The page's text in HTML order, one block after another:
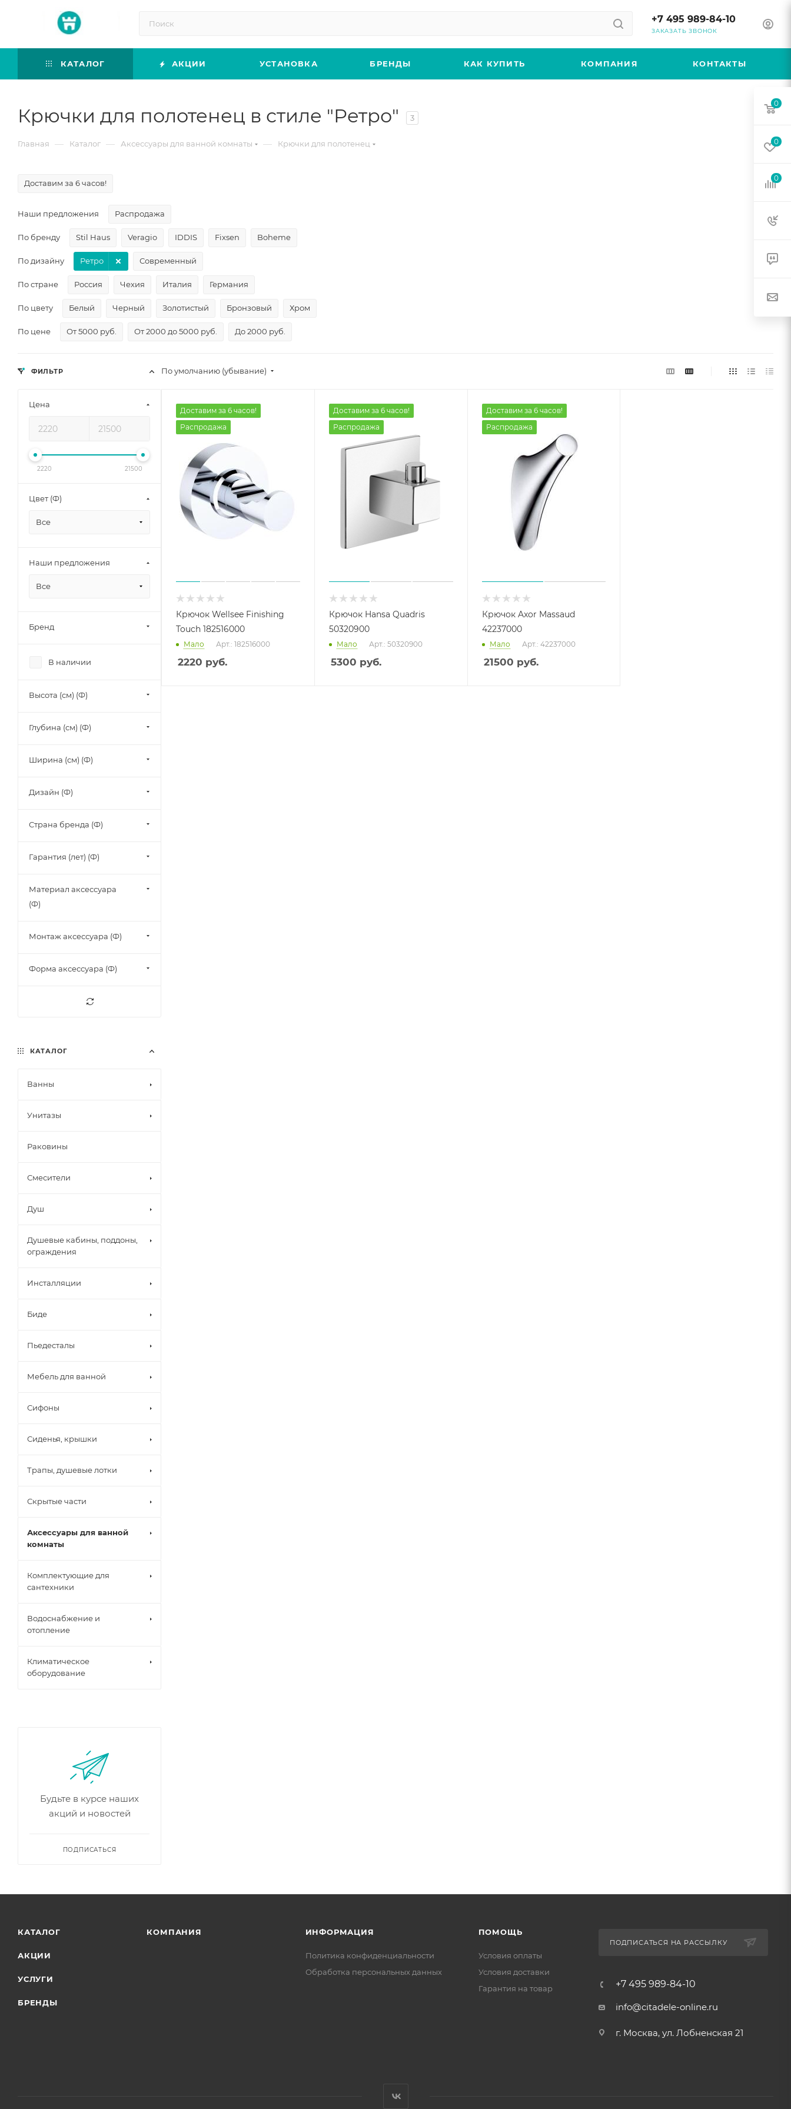
+7 495 989-84-10
ЗАКАЗАТЬ ЗВОНОК
КАТАЛОГ АКЦИИ УСТАНОВКА БРЕНДЫ КАК КУПИТЬ КОМПАНИЯ КОНТАКТЫ
Крючки для полотенец в стиле "Ретро" 3
Главная — Каталог — Аксессуары для ванной комнаты — Крючки для полотенец
Доставим за 6 часов!
Наши предложения Распродажа
По бренду Stil Haus Veragio IDDIS Fixsen Boheme
По дизайну Современный
Ретро
По стране Россия Чехия Италия Германия
По цвету Белый Черный Золотистый Бронзовый Хром
По цене От 5000 руб. От 2000 до 5000 руб. До 2000 руб.
По умолчанию (убывание)
Доставим за 6 часов!
Распродажа
Крючок Wellsee Finishing
Touch 182516000
Мало Арт.: 182516000
2220 руб.
Доставим за 6 часов!
Распродажа
Крючок Hansa Quadris
50320900
Мало Арт.: 50320900
5300 руб.
Доставим за 6 часов!
Распродажа
Крючок Axor Massaud
42237000
Мало Арт.: 42237000
21500 руб.
ФИЛЬТР
Цена
2220 21500
Цвет (Ф)
Все
Наши предложения
Все
Бренд
В наличии
Высота (см) (Ф)
Глубина (см) (Ф)
Ширина (см) (Ф)
Дизайн (Ф)
Страна бренда (Ф)
Гарантия (лет) (Ф)
Материал аксессуара
(Ф)
Монтаж аксессуара (Ф)
Форма аксессуара (Ф)
КАТАЛОГ
Ванны
Унитазы
Раковины
Смесители
Душ
Душевые кабины, поддоны,
ограждения
Инсталляции
Биде
Пьедесталы
Мебель для ванной
Сифоны
Сиденья, крышки
Трапы, душевые лотки
Скрытые части
Аксессуары для ванной
комнаты
Комплектующие для
сантехники
Водоснабжение и
отопление
Климатическое
оборудование
Будьте в курсе наших
акций и новостей
ПОДПИСАТЬСЯ
КАТАЛОГ
АКЦИИ
УСЛУГИ
БРЕНДЫ
КОМПАНИЯ ИНФОРМАЦИЯ
Политика конфиденциальности
Обработка персональных данных
ПОМОЩЬ
Условия оплаты
Условия доставки
Гарантия на товар
ПОДПИСАТЬСЯ НА РАССЫЛКУ
+7 495 989-84-10
info@citadele-online.ru
г. Москва, ул. Лобненская 21
0
0
0